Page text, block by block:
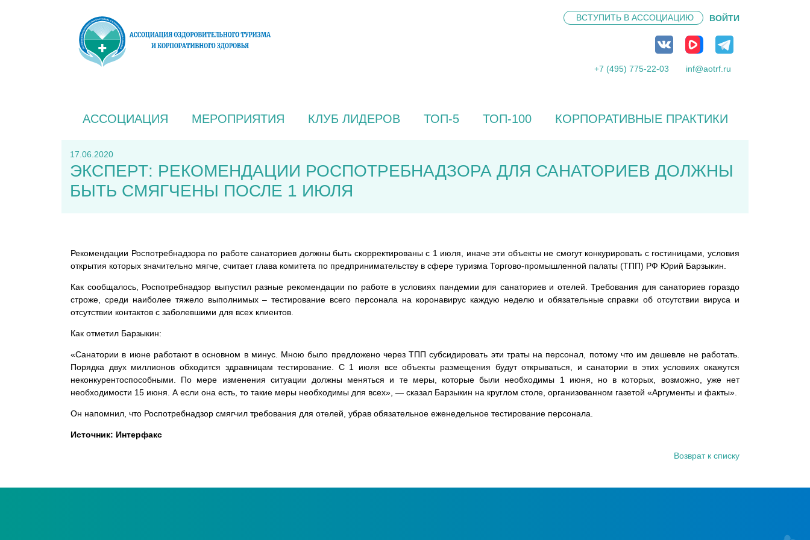
ВСТУПИТЬ В АССОЦИАЦИЮ ВОЙТИ
+7 (495) 775-22-03 inf@aotrf.ru
АССОЦИАЦИЯ МЕРОПРИЯТИЯ КЛУБ ЛИДЕРОВ ТОП-5 ТОП-100 КОРПОРАТИВНЫЕ ПРАКТИКИ
17.06.2020
ЭКСПЕРТ: РЕКОМЕНДАЦИИ РОСПОТРЕБНАДЗОРА ДЛЯ САНАТОРИЕВ ДОЛЖНЫ
БЫТЬ СМЯГЧЕНЫ ПОСЛЕ 1 ИЮЛЯ
Рекомендации Роспотребнадзора по работе санаториев должны быть скорректированы с 1 июля, иначе эти объекты не смогут конкурировать с гостиницами, условия
открытия которых значительно мягче, считает глава комитета по предпринимательству в сфере туризма Торгово-промышленной палаты (ТПП) РФ Юрий Барзыкин.
Как сообщалось, Роспотребнадзор выпустил разные рекомендации по работе в условиях пандемии для санаториев и отелей. Требования для санаториев гораздо
строже, среди наиболее тяжело выполнимых – тестирование всего персонала на коронавирус каждую неделю и обязательные справки об отсутствии вируса и
отсутствии контактов с заболевшими для всех клиентов.
Как отметил Барзыкин:
«Санатории в июне работают в основном в минус. Мною было предложено через ТПП субсидировать эти траты на персонал, потому что им дешевле не работать.
Порядка двух миллионов обходится здравницам тестирование. С 1 июля все объекты размещения будут открываться, и санатории в этих условиях окажутся
неконкурентоспособными. По мере изменения ситуации должны меняться и те меры, которые были необходимы 1 июня, но в которых, возможно, уже нет
необходимости 15 июня. А если она есть, то такие меры необходимы для всех», — сказал Барзыкин на круглом столе, организованном газетой «Аргументы и факты».
Он напомнил, что Роспотребнадзор смягчил требования для отелей, убрав обязательное еженедельное тестирование персонала.
Источник: Интерфакс
Возврат к списку